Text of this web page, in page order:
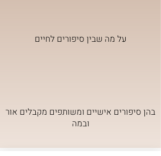
על מה שבין סיפורים לחיים
בהן סיפורים אישיים ומשותפים מקבלים אור
ובמה